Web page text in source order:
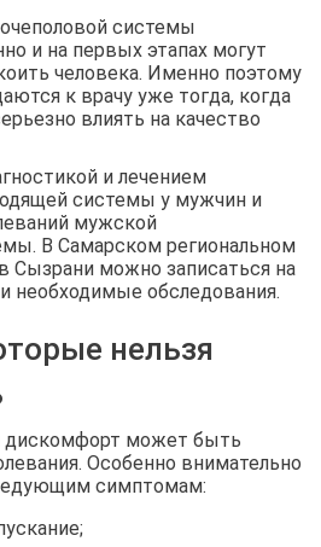
системы
и на первых этапах могут
человека. Именно поэтому
к врачу уже тогда, когда
влиять на качество
и лечением
системы у мужчин и
мужской
В Самарском региональном
Сызрани можно записаться на
необходимые обследования.
нельзя
дискомфорт может быть
Особенно внимательно
симптомам: